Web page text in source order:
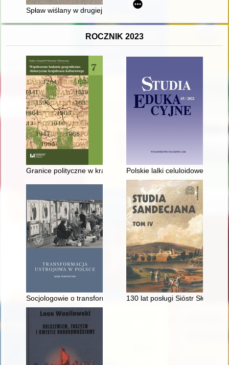
Spław wiślany w drugiej połowie XVIII wieku (do 1772 roku).
ROCZNIK 2023
Granice polityczne w krajobrazie : krajobraz pogranicza
Polskie lalki celuloidowe -
Socjologowie o transformacji : zmieniające się interpretacje w
130 lat posługi Sióstr